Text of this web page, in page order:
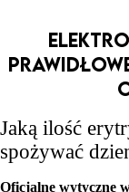
Jaką ilość
spożywać
Oficjalne wytyczne